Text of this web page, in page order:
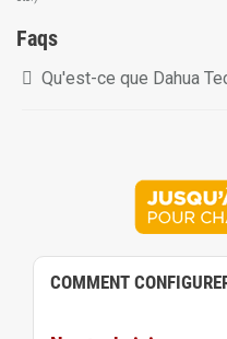
Faqs
Qu'est-ce que Dahua
COMMENT